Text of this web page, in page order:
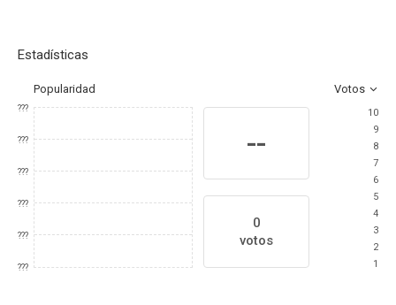
Estadísticas
Popularidad Votos
???
???
???
???
???
???
--
0
votos
10
9
8
7
6
5
4
3
2
1